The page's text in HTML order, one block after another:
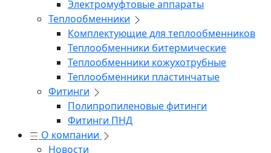
Электромуфтовые аппараты
Теплообменники
Комплектующие для теплообменников
Теплообменники битермические
Теплообменники кожухотрубные
Теплообменники пластинчатые
Фитинги
Полипропиленовые фитинги
Фитинги ПНД
О компании
Новости